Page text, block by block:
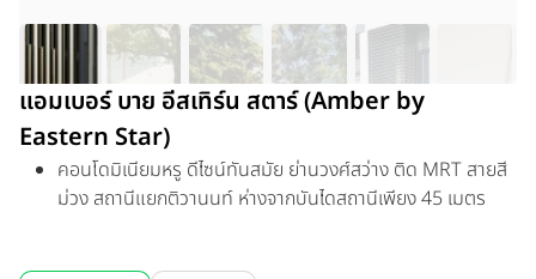
แอมเบอร์ บาย อีสเทิร์น สตาร์ (Amber by
Eastern Star)
คอนโดมิเนียมหรู ดีไซน์ทันสมัย ย่านวงศ์สว่าง ติด MRT สายสี
ม่วง สถานีแยกติวานนท์ ห่างจากบันไดสถานีเพียง 45 เมตร